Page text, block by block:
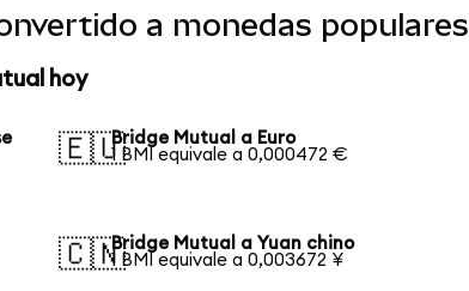
a monedas populares
hoy
🇪🇺Bridge Mutual a Euro
1 BMI equivale a 0,000472 €
🇨🇳Bridge Mutual a Yuan chino
1 BMI equivale a 0,003672 ¥